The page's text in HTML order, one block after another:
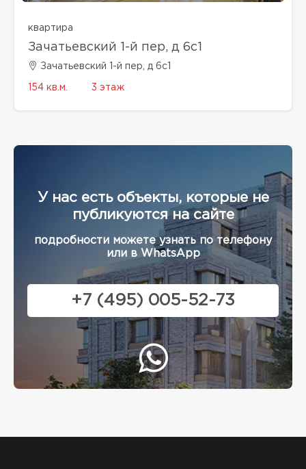
квартира
Зачатьевский 1-й пер, д 6с1
Зачатьевский 1-й пер, д 6с1
154 кв.м. 3 этаж
У нас есть объекты, которые не
публикуются на сайте
подробности можете узнать по телефону
или в WhatsApp
+7 (495) 005-52-73